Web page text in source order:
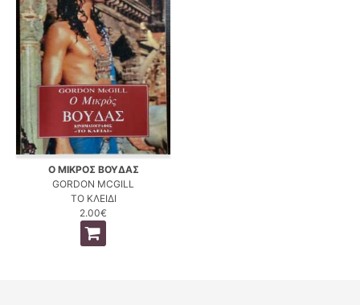
Ο ΜΙΚΡΟΣ ΒΟΥΔΑΣ
GORDON MCGILL
ΤΟ ΚΛΕΙΔΙ
2.00€